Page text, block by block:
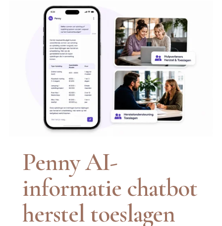
Penny AI-
informatie chatbot
herstel toeslagen